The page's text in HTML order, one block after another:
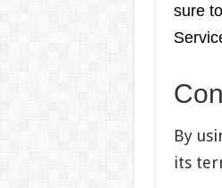
sure
By
its